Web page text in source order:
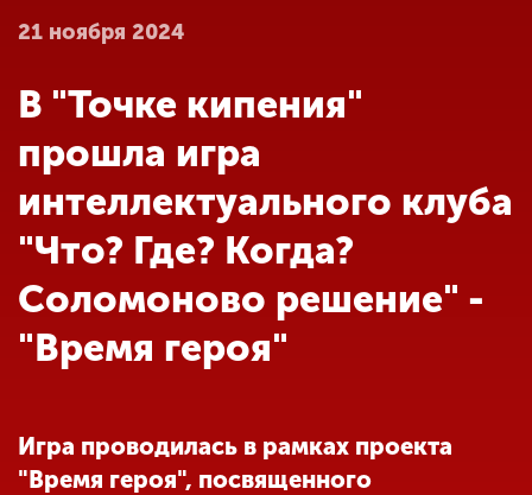
Абитуриенту
Обучение
21 ноября 2024
В "Точке кипения"
прошла игра
интеллектуального клуба
"Что? Где? Когда?
Соломоново решение" -
"Время героя"
Игра проводилась в рамках проекта
"Время героя", посвященного